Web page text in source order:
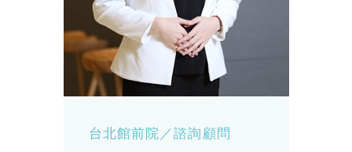
台北館前院／諮詢顧問